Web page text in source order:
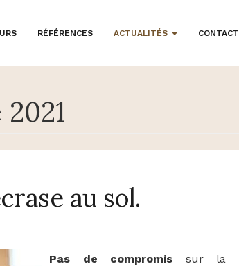
RÉFÉRENCES ACTUALITÉS CONTACT
au sol.
Pas de compromis sur la